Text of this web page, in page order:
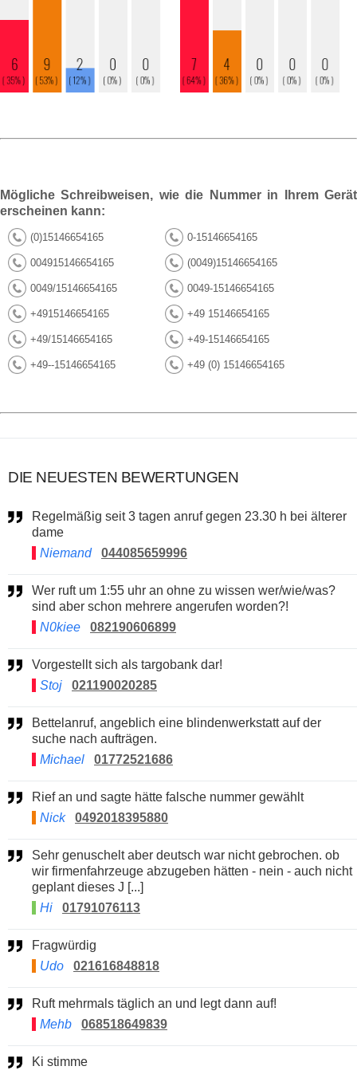
Mögliche Schreibweisen, wie die Nummer in Ihrem Gerät
erscheinen kann:
(0)15146654165 0-15146654165
004915146654165 (0049)15146654165
0049/15146654165 0049-15146654165
+4915146654165 +49 15146654165
+49/15146654165 +49-15146654165
+49--15146654165 +49 (0) 15146654165
DIE NEUESTEN BEWERTUNGEN
Regelmäßig seit 3 tagen anruf gegen 23.30 h bei älterer
dame
Niemand
044085659996
Wer ruft um 1:55 uhr an ohne zu wissen wer/wie/was?
sind aber schon mehrere angerufen worden?!
N0kiee
082190606899
Vorgestellt sich als targobank dar!
Stoj
021190020285
Bettelanruf, angeblich eine blindenwerkstatt auf der
suche nach aufträgen.
Michael
01772521686
Rief an und sagte hätte falsche nummer gewählt
Nick
0492018395880
Sehr genuschelt aber deutsch war nicht gebrochen. ob
wir firmenfahrzeuge abzugeben hätten - nein - auch nicht
geplant dieses J [...]
Hi
01791076113
Fragwürdig
Udo
021616848818
Ruft mehrmals täglich an und legt dann auf!
Mehb
068518649839
Ki stimme